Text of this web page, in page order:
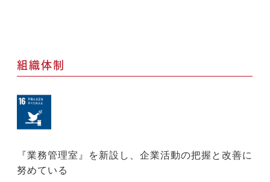
組織体制
『業務管理室』を新設し、企業活動の把握と改善に
努めている